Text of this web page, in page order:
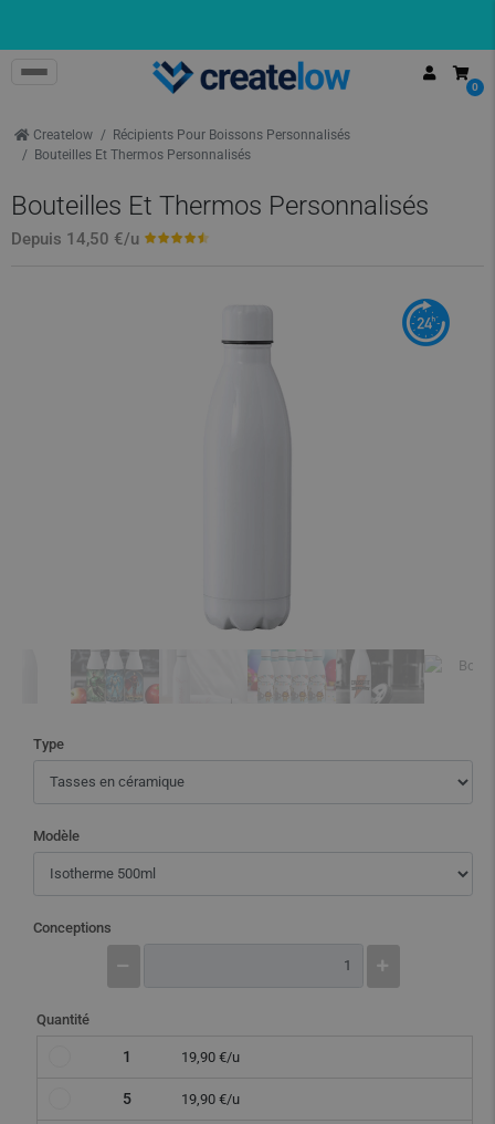
0
Createlow
Récipients Pour Boissons Personnalisés
Bouteilles Et Thermos Personnalisés
Bouteilles Et Thermos Personnalisés
Depuis 14,50 €/u
Type
Modèle
Conceptions
Quantité
1 19,90 €/u
5 19,90 €/u